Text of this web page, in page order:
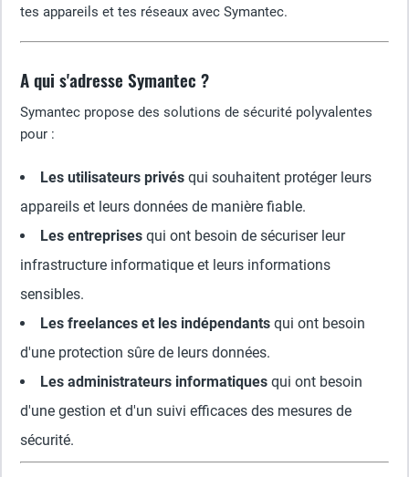
tes appareils et tes réseaux avec Symantec.
A qui s'adresse Symantec ?
Symantec propose des solutions de sécurité polyvalentes
pour :
Les utilisateurs privés qui souhaitent protéger leurs
appareils et leurs données de manière fiable.
Les entreprises qui ont besoin de sécuriser leur
infrastructure informatique et leurs informations
sensibles.
Les freelances et les indépendants qui ont besoin
d'une protection sûre de leurs données.
Les administrateurs informatiques qui ont besoin
d'une gestion et d'un suivi efficaces des mesures de
sécurité.